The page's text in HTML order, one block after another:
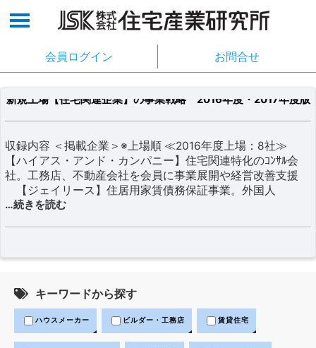
会員ログイン お問合せ
新規上場【住宅関連企業】の事業戦略 2016年度・2017年度版
収録内容 ＜掲載企業＞※上場順 ≪2016年度上場：8社≫
【ハイアス・アンド・カンパニー】住宅関連特化のｺﾝｻﾙ会
社。工務店、不動産会社を会員に事業展開や経営改善支援
【ジェイリース】住居用家賃債務保証事業。外国人
…続きを読む
キーワードから探す
ハウスメーカー ビルダー・工務店 賃貸住宅